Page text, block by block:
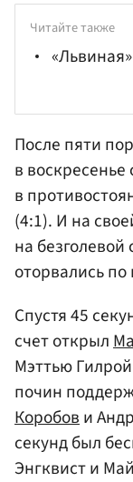
Читайте также
После пяти
в
в
(4:1). И на
на
оторвались
Спустя 45
счет открыл
Мэттью
почин
Коробов и
секунд был
Энгквист и